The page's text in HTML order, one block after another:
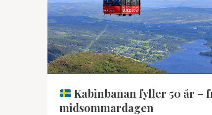
Kabinbanan fyller 50 år –
midsommardagen